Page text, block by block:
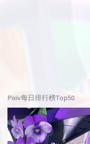
Pixiv每日排行榜Top50